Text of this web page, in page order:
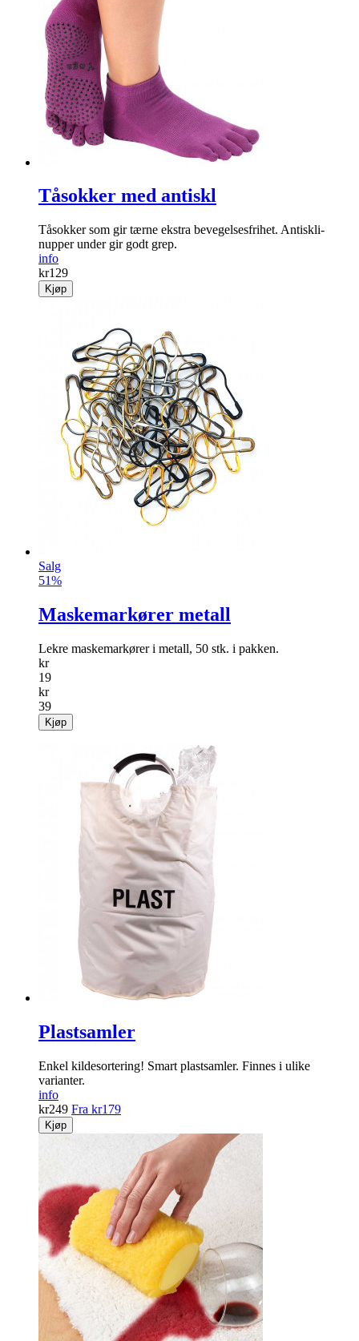
Tåsokker med antiskl
Tå­sokker som gir tærne ekstra bevegelses­frihet. Antiskli-
nupper under gir godt grep.
info
kr129
Kjøp
Salg
51%
Maskemarkører metall
Lekre maskemarkører i metall, 50 stk. i pakken.
kr
19
kr
39
Kjøp
Plastsamler
Enkel kildesortering! Smart plastsamler. Finnes i ulike
varianter.
info
kr249 Fra kr179
Kjøp